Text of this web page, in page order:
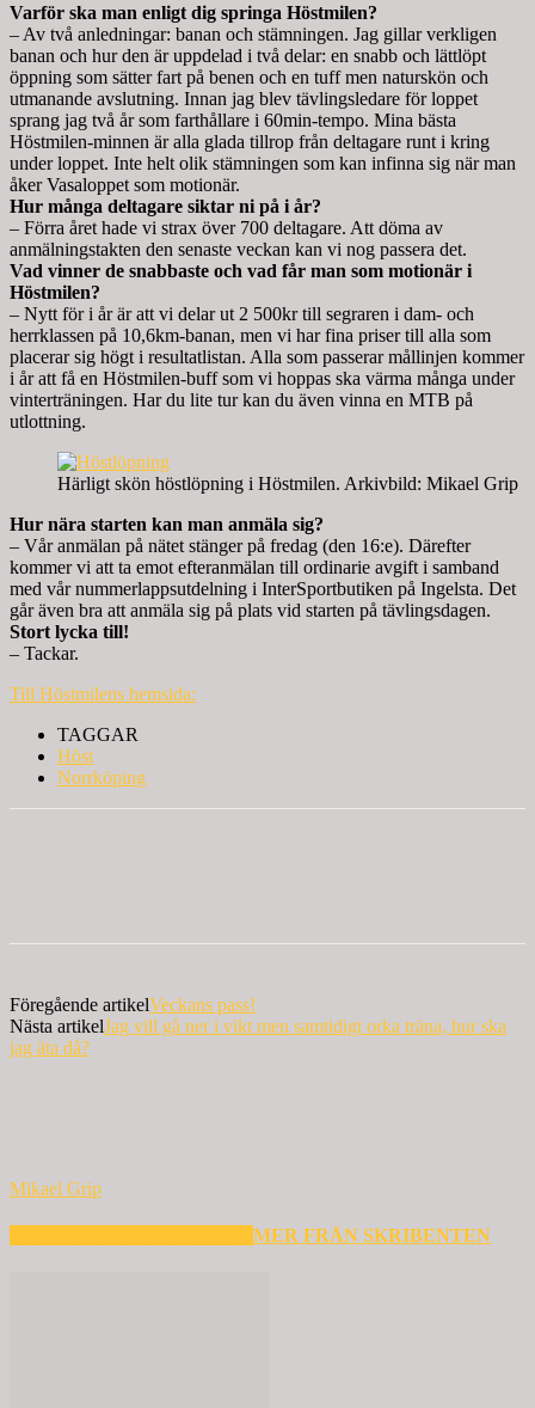
Varför ska man enligt dig springa Höstmilen?
– Av två anledningar: banan och stämningen. Jag gillar verkligen
banan och hur den är uppdelad i två delar: en snabb och lättlöpt
öppning som sätter fart på benen och en tuff men naturskön och
utmanande avslutning. Innan jag blev tävlingsledare för loppet
sprang jag två år som farthållare i 60min-tempo. Mina bästa
Höstmilen-minnen är alla glada tillrop från deltagare runt i kring
under loppet. Inte helt olik stämningen som kan infinna sig när man
åker Vasaloppet som motionär.
Hur många deltagare siktar ni på i år?
– Förra året hade vi strax över 700 deltagare. Att döma av
anmälningstakten den senaste veckan kan vi nog passera det.
Vad vinner de snabbaste och vad får man som motionär i
Höstmilen?
– Nytt för i år är att vi delar ut 2 500kr till segraren i dam- och
herrklassen på 10,6km-banan, men vi har fina priser till alla som
placerar sig högt i resultatlistan. Alla som passerar mållinjen kommer
i år att få en Höstmilen-buff som vi hoppas ska värma många under
vinterträningen. Har du lite tur kan du även vinna en MTB på
utlottning.
Härligt skön höstlöpning i Höstmilen. Arkivbild: Mikael Grip
Hur nära starten kan man anmäla sig?
– Vår anmälan på nätet stänger på fredag (den 16:e). Därefter
kommer vi att ta emot efteranmälan till ordinarie avgift i samband
med vår nummerlappsutdelning i InterSportbutiken på Ingelsta. Det
går även bra att anmäla sig på plats vid starten på tävlingsdagen.
Stort lycka till!
– Tackar.
Till Höstmilens hemsida:
TAGGAR
Höst
Norrköping
Föregående artikelVeckans pass!
Nästa artikelJag vill gå ner i vikt men samtidigt orka träna, hur ska
jag äta då?
Mikael Grip
MER FRÅN SKRIBENTEN